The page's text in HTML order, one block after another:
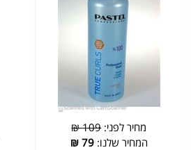
מחיר לפני:109 ₪
המחיר שלנו:79
₪